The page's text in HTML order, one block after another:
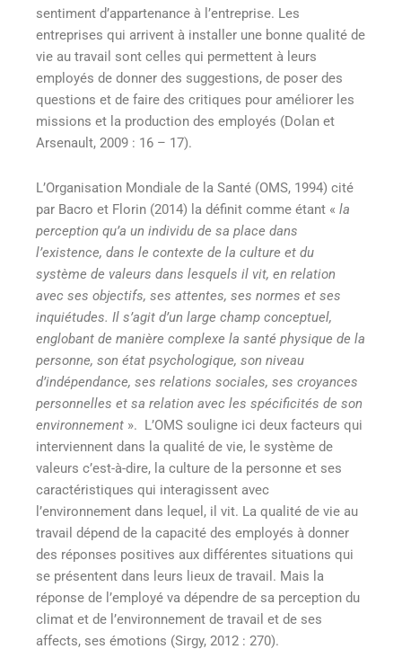
sentiment d’appartenance à l’entreprise. Les
entreprises qui arrivent à installer une bonne qualité de
vie au travail sont celles qui permettent à leurs
employés de donner des suggestions, de poser des
questions et de faire des critiques pour améliorer les
missions et la production des employés (Dolan et
Arsenault, 2009 : 16 – 17).
L’Organisation Mondiale de la Santé (OMS, 1994) cité
par Bacro et Florin (2014) la définit comme étant « la
perception qu’a un individu de sa place dans
l’existence, dans le contexte de la culture et du
système de valeurs dans lesquels il vit, en relation
avec ses objectifs, ses attentes, ses normes et ses
inquiétudes. Il s’agit d’un large champ conceptuel,
englobant de manière complexe la santé physique de la
personne, son état psychologique, son niveau
d’indépendance, ses relations sociales, ses croyances
personnelles et sa relation avec les spécificités de son
environnement ». L’OMS souligne ici deux facteurs qui
interviennent dans la qualité de vie, le système de
valeurs c’est-à-dire, la culture de la personne et ses
caractéristiques qui interagissent avec
l’environnement dans lequel, il vit. La qualité de vie au
travail dépend de la capacité des employés à donner
des réponses positives aux différentes situations qui
se présentent dans leurs lieux de travail. Mais la
réponse de l’employé va dépendre de sa perception du
climat et de l’environnement de travail et de ses
affects, ses émotions (Sirgy, 2012 : 270).